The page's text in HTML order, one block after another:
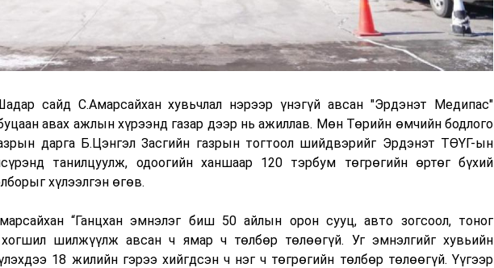
сайд С.Амарсайхан хувьчлал нэрээр үнэгүй авсан "Эрдэнэт Медипас"
авах ажлын хүрээнд газар дээр нь ажиллав. Мөн Төрийн өмчийн бодлого
дарга Б.Цэнгэл Засгийн газрын тогтоол шийдвэрийг Эрдэнэт ТӨҮГ-ын
танилцуулж, одоогийн ханшаар 120 тэрбум төгрөгийн өртөг бүхий
хүлээлгэн өгөв.
“Ганцхан эмнэлэг биш 50 айлын орон сууц, авто зогсоол, тоног
шилжүүлж авсан ч ямар ч төлбөр төлөөгүй. Уг эмнэлгийг хувьийн
18 жилийн гэрээ хийгдсэн ч нэг ч төгрөгийн төлбөр төлөөгүй. Үүгээр